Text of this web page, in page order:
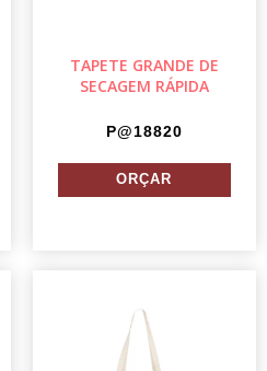
TAPETE GRANDE DE
SECAGEM RÁPIDA
P@18820